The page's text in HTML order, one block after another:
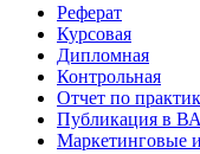
Реферат
Курсовая
Дипломная
Контрольная
Отчет по
Публикация в
Маркетинговые